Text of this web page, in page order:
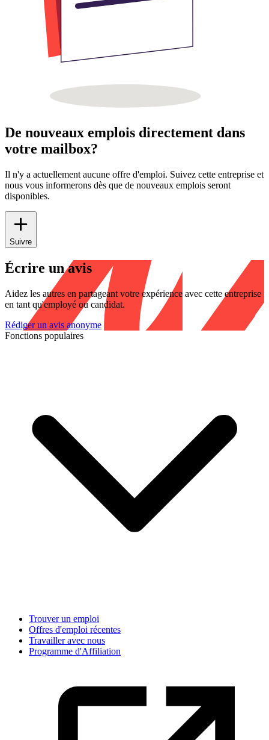
De nouveaux emplois directement dans
votre mailbox?
Il n'y a actuellement aucune offre d'emploi. Suivez cette entreprise et
nous vous informerons dès que de nouveaux emplois seront
disponibles.
Suivre
Écrire un avis
Aidez les autres en partageant votre expérience avec cette entreprise
en tant qu'employé ou candidat.
Rédiger un avis anonyme
Fonctions populaires
Trouver un emploi
Offres d'emploi récentes
Travailler avec nous
Programme d'Affiliation